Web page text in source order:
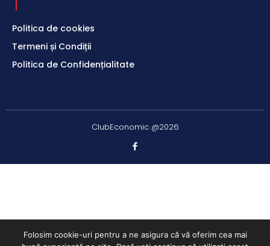
Politica de cookies
Termeni și Condiții
Politica de Confidențialitate
ClubEconomic @2026
Folosim cookie-uri pentru a ne asigura că vă oferim cea mai